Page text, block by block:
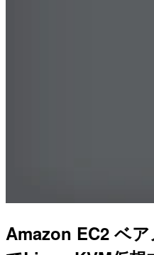
Amazon EC2 ベ